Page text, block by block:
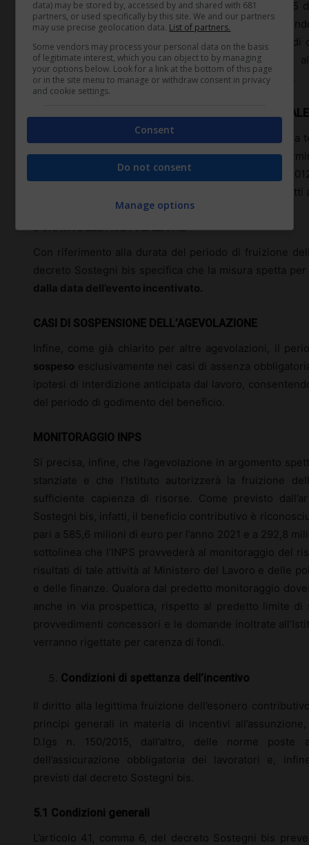
all’articolo 10, commi 2 e 3, del decreto legislativo 5
trattamento di fine rapporto ai fondi pensione e al
del settore privato dei trattamenti di fine rapporto di
calcolato sulla contribuzione previdenziale dovuta,
dall’applicazione delle predette misure compensative.
CONTRATTO A TERMINE – CONTRIBUTO ADDIZIONALE
Inoltre, nei casi di assunzione con contratto di lavoro
mesi dalla cessazione del precedente contratto a
all’articolo 2, comma 30, della legge 28 giugno
contributo addizionale dell’1,40% prevista per i
DURATA DELL’AGEVOLAZIONE
Con riferimento alla durata del periodo di fruizione
decreto Sostegni bis specifica che la misura spetta
dalla data dell’evento incentivato.
CASI DI SOSPENSIONE DELL’AGEVOLAZIONE
Infine, come già chiarito per altre agevolazioni, il
sospeso esclusivamente nei casi di assenza
ipotesi di interdizione anticipata dal lavoro,
del periodo di godimento del beneficio.
MONITORAGGIO INPS
Si precisa, infine, che l’agevolazione in argomento
stanziate e che l’Istituto autorizzerà la fruizione
sufficiente capienza di risorse. Come previsto
Sostegni bis, infatti, il beneficio contributivo è
pari a 585,6 milioni di euro per l’anno 2021 e a 292,8
sottolinea che l’INPS provvederà al monitoraggio del
risultati di tale attività al Ministero del Lavoro e delle
e delle finanze. Qualora dal predetto monitoraggio
anche in via prospettica, rispetto al predetto limite
provvedimenti concessori e le domande inoltrate
verranno rigettate per carenza di fondi.
Condizioni di spettanza dell’incentivo
Il diritto alla legittima fruizione dell’esonero
principi generali in materia di incentivi
D.lgs n. 150/2015, dall’altro, delle norme
dell’assicurazione obbligatoria dei lavoratori e,
previsti dal decreto Sostegni bis.
5.1 Condizioni generali
L’articolo 41, comma 6, del decreto Sostegni bis
data) may be stored by, accessed by and shared with 681
partners, or used specifically by this site. We and our partners
may use precise geolocation data. List of partners.
Some vendors may process your personal data on the basis
of legitimate interest, which you can object to by managing
your options below. Look for a link at the bottom of this page
or in the site menu to manage or withdraw consent in privacy
and cookie settings.
Consent
Do not consent
Manage options